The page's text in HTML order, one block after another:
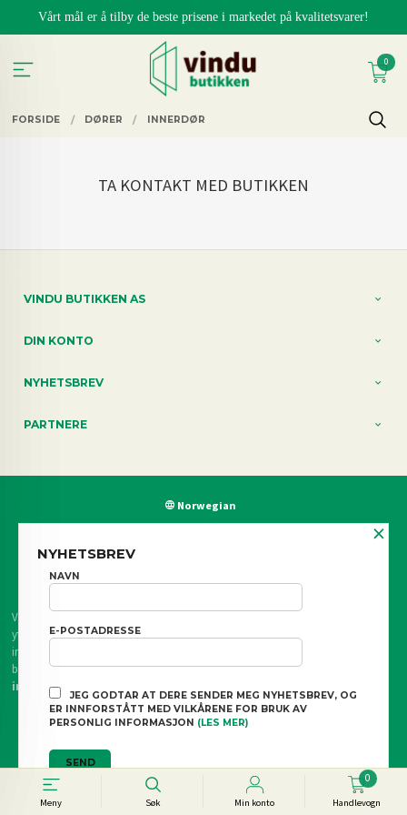
Meny Søk Min konto Handlevogn
0
Vårt mål er å tilby de beste prisene i markedet på kvalitetsvarer!
0
FORSIDE DØRER INNERDØR
TA KONTAKT MED BUTIKKEN
VINDU BUTIKKEN AS
DIN KONTO
NYHETSBREV
PARTNERE
Norwegian
Vår nettbutikk bruker cookies slik at du får en bedre kjøpsopplevelse og vi kan
yte deg bedre service. Vi bruker cookies hovedsaklig til å lagre
innloggingsdetaljer og huske hva du har puttet i handlekurven din. Fortsett å
bruke siden som normalt om du godtar dette.Les mereller
innstillinger for cookies.
Powered by24Nettbutikk
×
NYHETSBREV
NAVN
E-POSTADRESSE
JEG GODTAR AT DERE SENDER MEG NYHETSBREV, OG
ER INNFORSTÅTT MED VILKÅRENE FOR BRUK AV
PERSONLIG INFORMASJON (LES MER)